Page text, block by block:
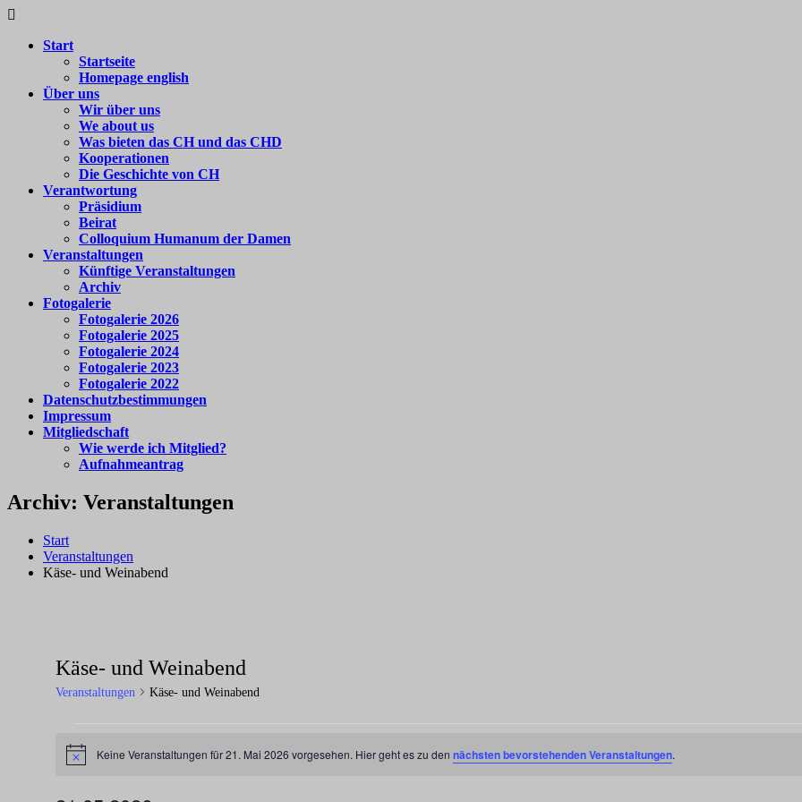
Zum
springen
Humanum
internationale
Begegnung
Start
Startseite
Homepage english
Über uns
Wir über uns
We about us
Was bieten das CH und das CHD
Kooperationen
Die Geschichte von CH
Verantwortung
Präsidium
Beirat
Colloquium Humanum der Damen
Veranstaltungen
Künftige Veranstaltungen
Archiv
Fotogalerie
Fotogalerie 2026
Fotogalerie 2025
Fotogalerie 2024
Fotogalerie 2023
Fotogalerie 2022
Datenschutzbestimmungen
Impressum
Mitgliedschaft
Wie werde ich Mitglied?
Aufnahmeantrag
Archiv: Veranstaltungen
Start
Veranstaltungen
Käse- und Weinabend
Käse- und Weinabend
Veranstaltungen Käse- und Weinabend
fürHinweisKeine Veranstaltungen für 21. Mai 2026 vorgesehen. Hier geht es zu den nächsten bevorstehenden Veranstaltungen.